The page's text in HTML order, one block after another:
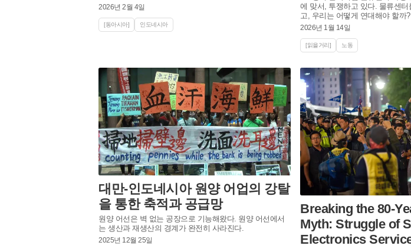
2026년 2월 4일
[동아시아] 인도네시아
에 맞서, 투쟁하고 있다. 물류센
고, 우리는 어떻게 연대해야 할까?
2026년 1월 14일
[읽을거리] 노동
대만-인도네시아 원양 어업의 강탈
을 통한 축적과 공급망
원양 어선은 벽 없는 공장으로 기능해왔다. 원양 어선에서
는 생산과 재생산의 경계가 완전히 사라진다.
2025년 12월 25일
Breaking the 80-
Myth: Struggle of
Electronics